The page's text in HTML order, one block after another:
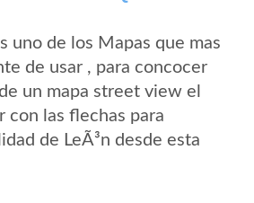
uno de los Mapas que mas
de usar , para concocer
un mapa street view el
con las flechas para
de LeÃ³n desde esta